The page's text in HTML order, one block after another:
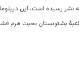
نشر رسیده است، این
پشتونستان بحیث هرم